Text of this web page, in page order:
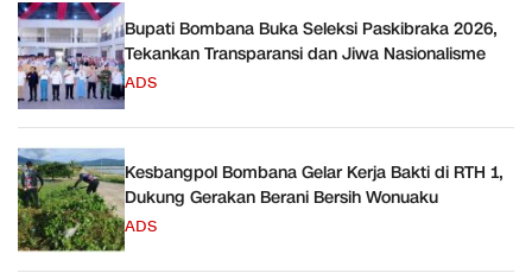
Bupati Bombana Buka Seleksi Paskibraka 2026,
Tekankan Transparansi dan Jiwa Nasionalisme
ADS
Kesbangpol Bombana Gelar Kerja Bakti di RTH 1,
Dukung Gerakan Berani Bersih Wonuaku
ADS